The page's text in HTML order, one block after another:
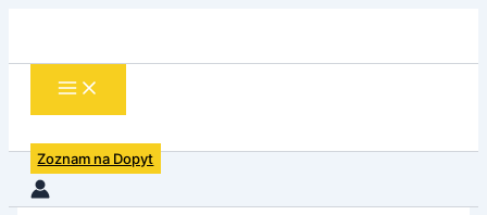
obsah
Zoznam na Dopyt